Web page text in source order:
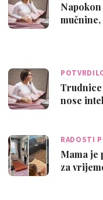
Trudnice
nose
RADOSTI
Mama je
za